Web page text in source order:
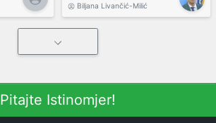
Biljana Livančić-Milić
Pitajte Istinomjer!